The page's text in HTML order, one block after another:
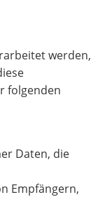
werden,
folgenden
Daten, die
Empfängern,